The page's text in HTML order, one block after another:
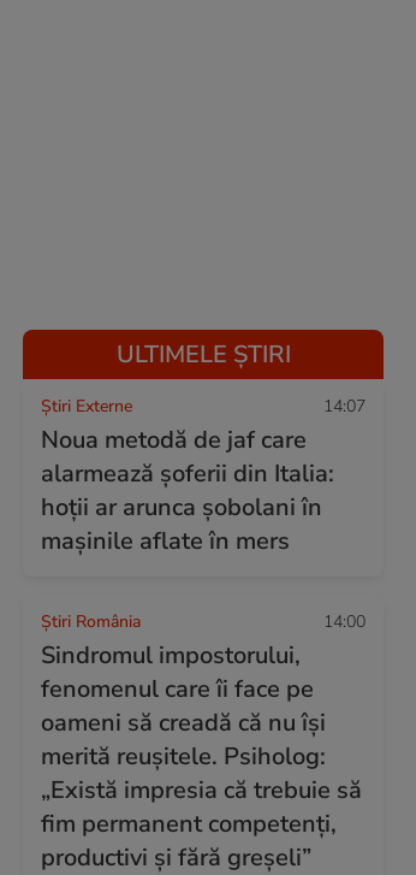
ULTIMELE ȘTIRI
Știri Externe 14:07
Noua metodă de jaf care
alarmează șoferii din Italia:
hoții ar arunca șobolani în
mașinile aflate în mers
Știri România 14:00
Sindromul impostorului,
fenomenul care îi face pe
oameni să creadă că nu își
merită reușitele. Psiholog:
„Există impresia că trebuie să
fim permanent competenți,
productivi și fără greșeli”